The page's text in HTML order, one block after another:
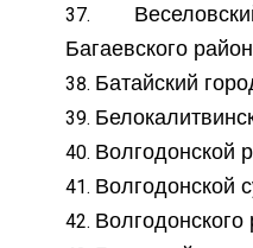
Багаевского
Батайский
Волгодонской
Волгодонской
Волгодонского